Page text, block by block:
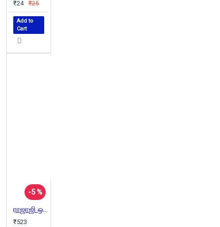
₹24 ₹25
Add to
Cart
-5 %
ராஜாஜி ஒரு தேசிய சகாப்தம்
₹523